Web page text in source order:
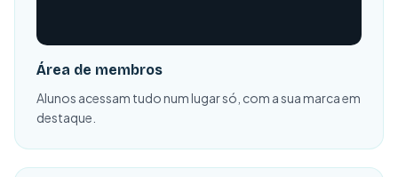
Área de membros
Alunos acessam tudo num lugar só, com a sua marca em
destaque.